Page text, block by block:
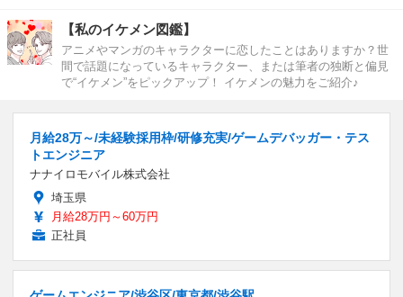
【私のイケメン図鑑】
アニメやマンガのキャラクターに恋したことはありますか？世
間で話題になっているキャラクター、または筆者の独断と偏見
で“イケメン”をピックアップ！ イケメンの魅力をご紹介♪
月給28万～/未経験採用枠/研修充実/ゲームデバッガー・テス
トエンジニア
ナナイロモバイル株式会社
埼玉県
月給28万円～60万円
正社員